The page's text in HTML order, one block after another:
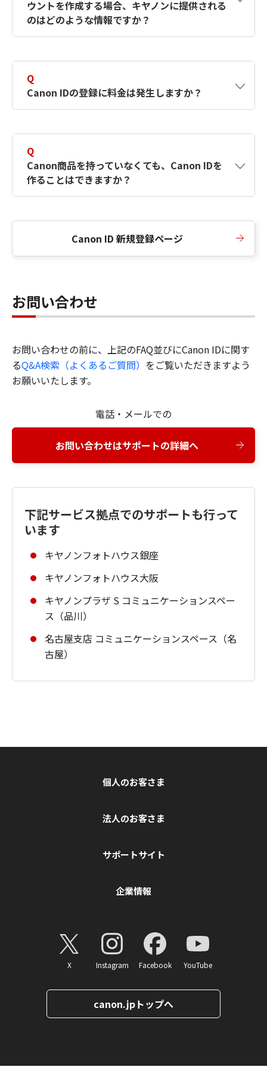
何ですか？Canon IDの作成方法は？をご確認く
ださい。
ウントを作成する場合、キヤノンに提供される
のはどのような情報ですか？
択したサービスから取得します。アカウントを
簡単に作成できるように、この情報を使用して
Canon IDの登録フォームを入力します。
Q
Canon IDの登録に料金は発生しますか？
Q
Canon商品を持っていなくても、Canon IDを
作ることはできますか？
Canon ID 新規登録ページ
お問い合わせ
お問い合わせの前に、上記のFAQ並びにCanon IDに関す
るQ&A検索（よくあるご質問） をご覧いただきますよう
お願いいたします。
電話・メールでの
お問い合わせはサポートの詳細へ
下記サービス拠点でのサポートも行って
います
キヤノンフォトハウス銀座
キヤノンフォトハウス大阪
キヤノンプラザ S コミュニケーションスペー
ス（品川）
名古屋支店 コミュニケーションスペース（名
古屋）
個人のお客さま
法人のお客さま
サポートサイト
企業情報
X Instagram Facebook YouTube
canon.jpトップへ